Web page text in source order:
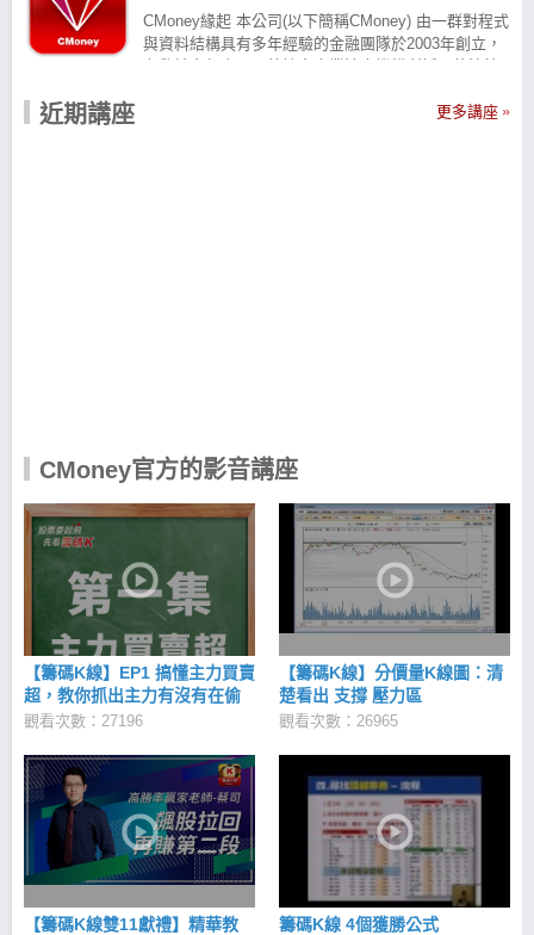
CMoney緣起 本公司(以下簡稱CMoney) 由一群對程式
與資料結構具有多年經驗的金融團隊於2003年創立，
有肇於多年來國內外諸多專業法人機構所採用的決策
是著手打造出採先進技術的智慧型高速回測系統。目
的人生態度。 熱情專注：知道自己喜歡什麼，不僅能
探索各種可能性有好奇心，並喜歡接觸、學習新事
物。 同理心與彈性：能站在不同人的立場看事情，能
尊重並接受與自己不同的決定。 能團隊合作：具備高
度團隊合作精神，樂意將團隊的目標置於個人目標之
前。 樂於助人：喜歡幫助他人解決問題，並認為這是
個人價值與快樂來源當中很重要的一部分。 CMoney
經營理念 「追求全體同仁精神與物質兩方面幸福的同
時，為社會的發展與進步做出獨特的貢獻」 投資理財
是影響每個人終身的一件大事，我們認為這個領域仍
有很多改善的空間，值得更多人一起攜手合作去創造
們共同為創造一個更進步快樂的社會一起努力。
近期講座 更多講座
CMoney官方的影音講座
【籌碼K線】EP1 搞懂主力買賣
超，教你抓出主力有沒有在偷
買！
觀看次數：27196
【籌碼K線】分價量K線圖：清
楚看出 支撐 壓力區
觀看次數：26965
【籌碼K線雙11獻禮】精華教
籌碼K線 4個獲勝公式